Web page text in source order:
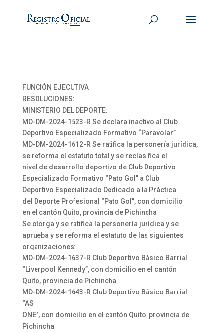
FUNCIÓN EJECUTIVA
RESOLUCIONES:
MINISTERIO DEL DEPORTE:
MD-DM-2024-1523-R Se declara inactivo al Club
Deportivo Especializado Formativo “Paravolar”
MD-DM-2024-1612-R Se ratifica la personería jurídica,
se reforma el estatuto total y se reclasifica el
nivel de desarrollo deportivo de Club Deportivo
Especializado Formativo “Pato Gol” a Club
Deportivo Especializado Dedicado a la Práctica
del Deporte Profesional “Pato Gol”, con domicilio
en el cantón Quito, provincia de Pichincha
Se otorga y se ratifica la personería jurídica y se
aprueba y se reforma el estatuto de las siguientes
organizaciones:
MD-DM-2024-1637-R Club Deportivo Básico Barrial
“Liverpool Kennedy”, con domicilio en el cantón
Quito, provincia de Pichincha
MD-DM-2024-1643-R Club Deportivo Básico Barrial
“AS
ONE”, con domicilio en el cantón Quito, provincia de
Pichincha